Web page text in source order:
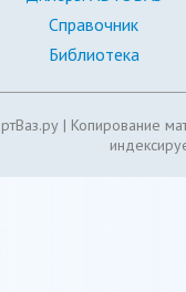
Справочник
Библиотека
| Копирование